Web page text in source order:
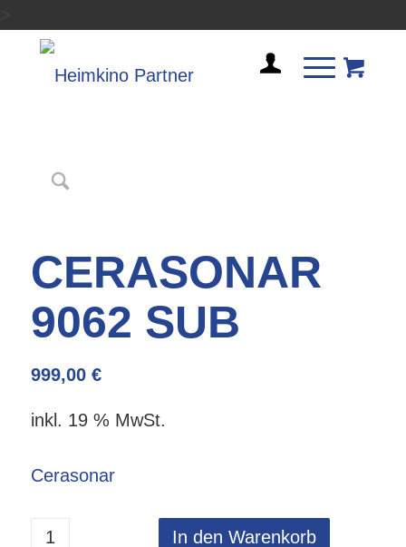
CERASONAR
9062 SUB
999,00 €
inkl. 19 % MwSt.
Cerasonar
In den Warenkorb